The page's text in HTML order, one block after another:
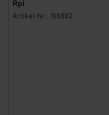
Rpi
Artikel-Nr. 156962